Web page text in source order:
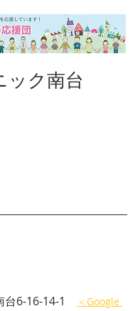
ック南台
台6-16-14-1
＜Google